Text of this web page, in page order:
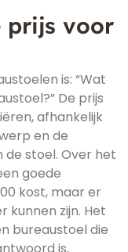
prijs voor
is: “Wat
De prijs
afhankelijk
en de
stoel. Over het
goede
kost, maar er
kunnen zijn. Het
bureaustoel die